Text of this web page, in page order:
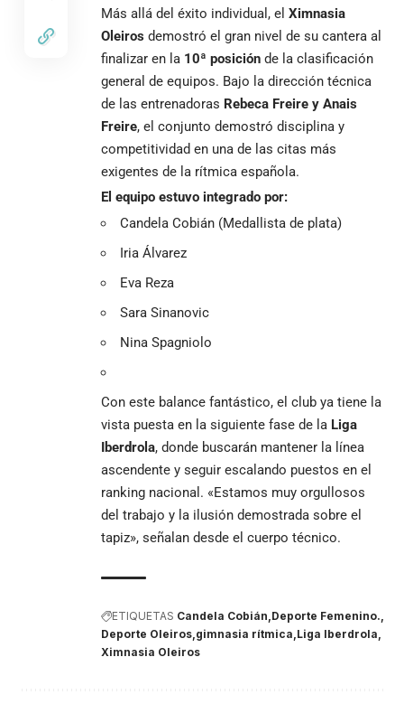
Más allá del éxito individual, el Ximnasia
Oleiros demostró el gran nivel de su cantera al
finalizar en la 10ª posición de la clasificación
general de equipos. Bajo la dirección técnica
de las entrenadoras Rebeca Freire y Anais
Freire, el conjunto demostró disciplina y
competitividad en una de las citas más
exigentes de la rítmica española.
El equipo estuvo integrado por:
Candela Cobián (Medallista de plata)
Iria Álvarez
Eva Reza
Sara Sinanovic
Nina Spagniolo
Con este balance fantástico, el club ya tiene la
vista puesta en la siguiente fase de la Liga
Iberdrola, donde buscarán mantener la línea
ascendente y seguir escalando puestos en el
ranking nacional. «Estamos muy orgullosos
del trabajo y la ilusión demostrada sobre el
tapiz», señalan desde el cuerpo técnico.
ETIQUETAS Candela Cobián Deporte Femenino.
Deporte Oleiros gimnasia rítmica Liga Iberdrola
Ximnasia Oleiros